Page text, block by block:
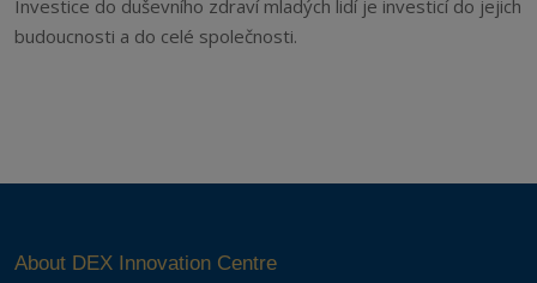
Investice do duševního zdraví mladých lidí je investicí do jejich
budoucnosti a do celé společnosti.
About DEX Innovation Centre